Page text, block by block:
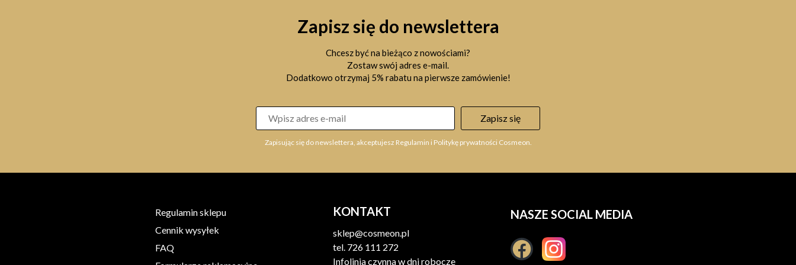
Zapisz się do newslettera
Chcesz być na bieżąco z nowościami?
Zostaw swój adres e-mail.
Dodatkowo otrzymaj 5% rabatu na pierwsze zamówienie!
Zapisz się
Zapisując się do newslettera, akceptujesz Regulamin i Politykę prywatności Cosmeon.
Regulamin sklepu
Cennik wysyłek
FAQ
KONTAKT
sklep@cosmeon.pl
tel. 726 111 272
Infolinia czynna w dni robocze
NASZE SOCIAL MEDIA